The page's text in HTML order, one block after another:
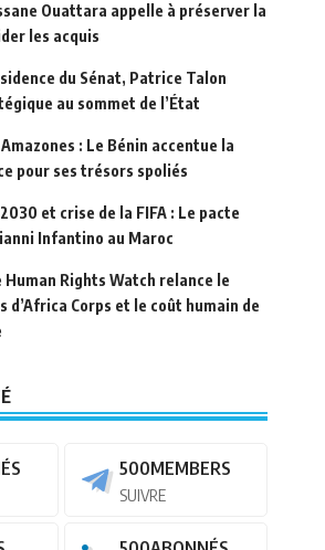
Ouattara appelle à préserver la
les acquis
du Sénat, Patrice Talon
au sommet de l’État
: Le Bénin accentue la
pour ses trésors spoliés
et crise de la FIFA : Le pacte
Infantino au Maroc
Human Rights Watch relance le
d’Africa Corps et le coût humain de
500MEMBERS
SUIVRE